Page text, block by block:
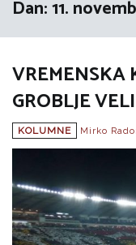
Dan:11.
VREMENSKA
GROBLJE
KOLUMNE Mirko